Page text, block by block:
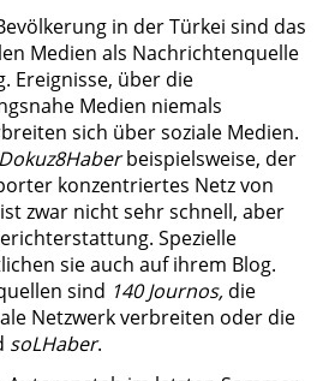
in der Türkei sind das
Medien als Nachrichtenquelle
Ereignisse, über die
Medien niemals
sich über soziale Medien.
beispielsweise, der
konzentriertes Netz von
zwar nicht sehr schnell, aber
Spezielle
sie auch auf ihrem Blog.
sind 140 Journos, die
Netzwerk verbreiten oder die
soLHaber.